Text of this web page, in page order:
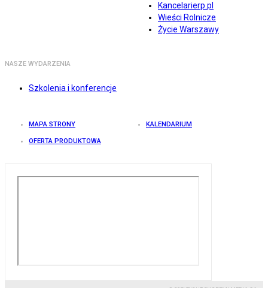
Kancelarierp.pl
Wieści Rolnicze
Życie Warszawy
NASZE WYDARZENIA
Szkolenia i konferencje
MAPA STRONY KALENDARIUM
OFERTA PRODUKTOWA